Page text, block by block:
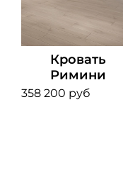
Кровать
Римини
358 200 руб